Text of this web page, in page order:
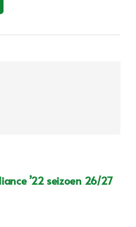
’22 seizoen 26/27